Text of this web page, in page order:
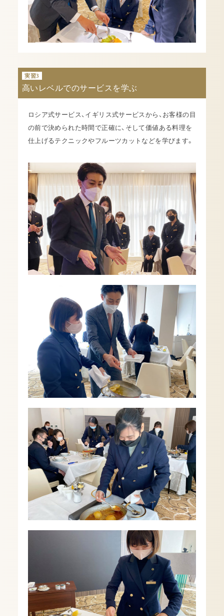
実習3
高いレベルでのサービスを学ぶ
ロシア式サービス、イギリス式サービスから、お客様の目
の前で決められた時間で正確に、そして価値ある料理を
仕上げるテクニックやフルーツカットなどを学びます。